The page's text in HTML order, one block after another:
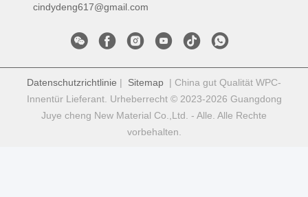
cindydeng617@gmail.com
Datenschutzrichtlinie | Sitemap | China gut Qualität WPC-
Innentür Lieferant. Urheberrecht © 2023-2026 Guangdong
Juye cheng New Material Co.,Ltd. - Alle. Alle Rechte
vorbehalten.